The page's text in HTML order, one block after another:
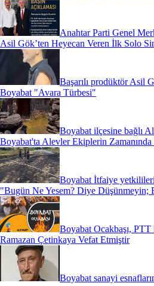
Anahtar Parti Genel
Asil Gök’ten Heyecan Veren İlk Solo
Başarılı prodüktör Asil
Boyabat "Avara Türbesi"
Boyabat ilçesine bağlı
Boyabat'ta Alevler Ekiplerin
Boyabat İtfaiye
"Bugün Ne Yesem? Diye Düşünmeyin;
Boyabat Ocakbaşı, PTT
Ramazan Çetinkaya Vefat Etmiştir
Boyabat sanayi